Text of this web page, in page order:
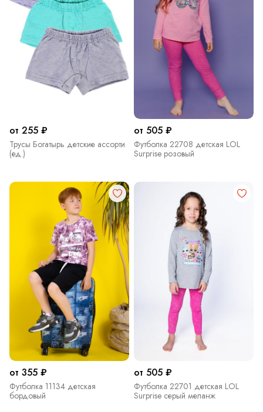
от 255 ₽
Трусы Богатырь детские ассорти
(ед.)
от 505 ₽
Футболка 22708 детская LOL
Surprise розовый
от 355 ₽
Футболка 11134 детская
бордовый
от 505 ₽
Футболка 22701 детская LOL
Surprise серый меланж